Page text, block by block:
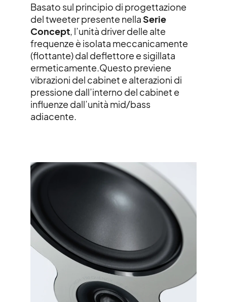
Basato sul principio di progettazione
del tweeter presente nellaSerie
Concept, l’unità driver delle alte
frequenze è isolata meccanicamente
(flottante) dal deflettore e sigillata
ermeticamente.Questo previene
vibrazioni del cabinet e alterazioni di
pressione dall’interno del cabinet e
influenze dall’unità mid/bass
adiacente.